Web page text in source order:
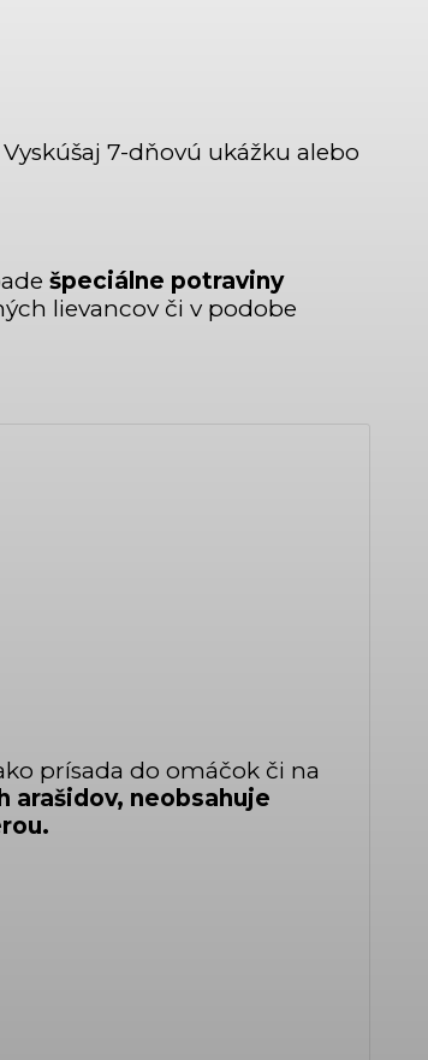
7-dňovú ukážku alebo
špeciálne potraviny
lievancov či v podobe
prísada do omáčok či na
arašidov, neobsahuje